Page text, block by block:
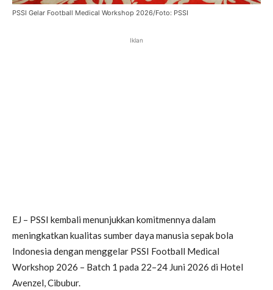
PSSI Gelar Football Medical Workshop 2026/Foto: PSSI
Iklan
EJ – PSSI kembali menunjukkan komitmennya dalam
meningkatkan kualitas sumber daya manusia sepak bola
Indonesia dengan menggelar PSSI Football Medical
Workshop 2026 – Batch 1 pada 22–24 Juni 2026 di Hotel
Avenzel, Cibubur.